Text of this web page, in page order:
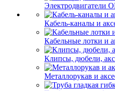
Электродвигатели
Кабель-каналы и
Кабельные лотки и
Клипсы, дюбели,
Металлорукав и